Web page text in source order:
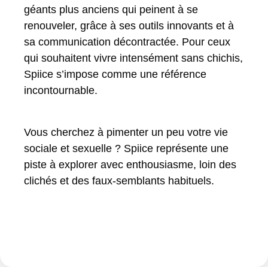
géants plus anciens qui peinent à se
renouveler, grâce à ses outils innovants et à
sa communication décontractée. Pour ceux
qui souhaitent vivre intensément sans chichis,
Spiice s’impose comme une référence
incontournable.
Vous cherchez à pimenter un peu votre vie
sociale et sexuelle ? Spiice représente une
piste à explorer avec enthousiasme, loin des
clichés et des faux-semblants habituels.